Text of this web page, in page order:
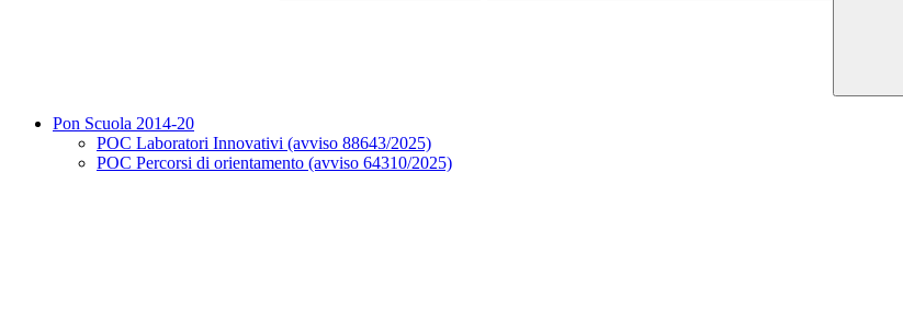
Pon Scuola 2014-20
POC Laboratori Innovativi (avviso 88643/2025)
POC Percorsi di orientamento (avviso 64310/2025)